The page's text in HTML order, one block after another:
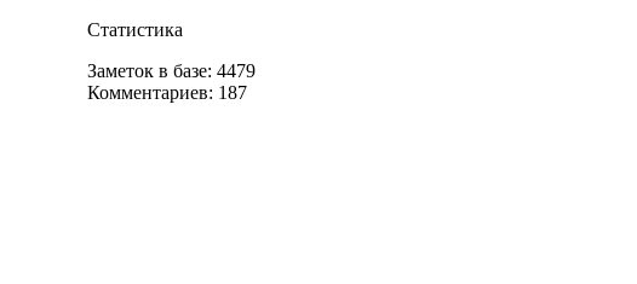
Статистика
Заметок в базе: 4479
Комментариев: 187